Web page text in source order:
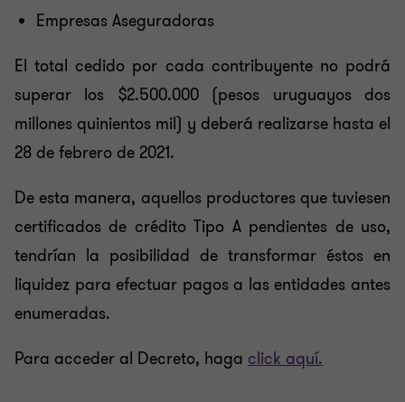
Empresas Aseguradoras
El total cedido por cada contribuyente no podrá
superar los $2.500.000 (pesos uruguayos dos
millones quinientos mil) y deberá realizarse hasta el
28 de febrero de 2021.
De esta manera, aquellos productores que tuviesen
certificados de crédito Tipo A pendientes de uso,
tendrían la posibilidad de transformar éstos en
liquidez para efectuar pagos a las entidades antes
enumeradas.
Para acceder al Decreto, haga click aquí.